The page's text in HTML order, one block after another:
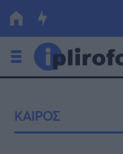
Οικονομία
ΚΑΙΡΟΣ